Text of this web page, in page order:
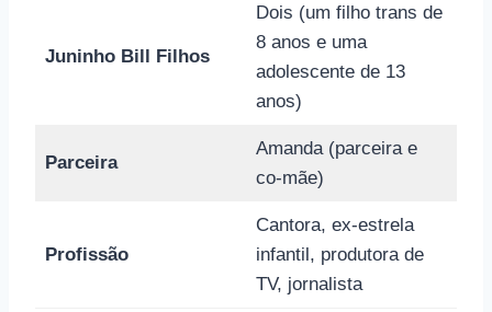
Juninho Bill Filhos
Dois (um filho trans de
8 anos e uma
adolescente de 13
anos)
Parceira
Amanda (parceira e
co-mãe)
Profissão
Cantora, ex-estrela
infantil, produtora de
TV, jornalista